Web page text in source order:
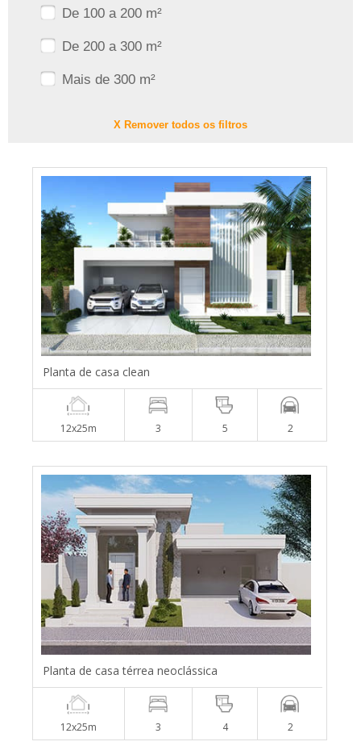
De 100 a 200 m²
De 200 a 300 m²
Mais de 300 m²
X Remover todos os filtros
Planta de casa clean
12x25m 3 5 2
Planta de casa térrea neoclássica
12x25m 3 4 2